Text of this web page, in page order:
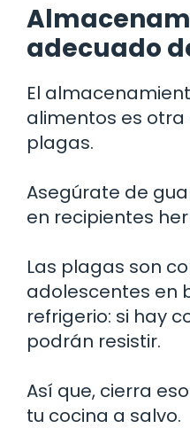
adecuado
El
alimentos es
plagas.
Asegúrate de
en recipientes
Las plagas son
adolescentes en
refrigerio: si hay
podrán resistir.
Así que, cierra
tu cocina a salvo.